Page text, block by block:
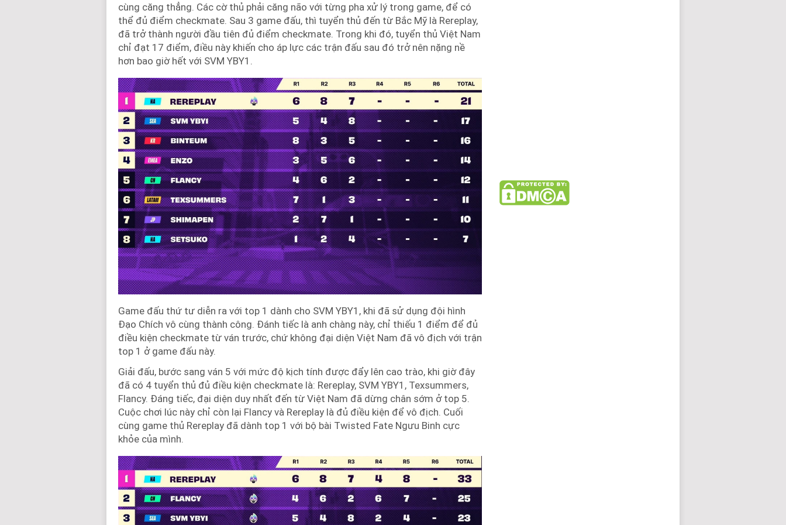
cùng căng thẳng. Các cờ thủ phải căng não với từng pha xử lý trong game, để có
thể đủ điểm checkmate. Sau 3 game đấu, thì tuyển thủ đến từ Bắc Mỹ là Rereplay,
đã trở thành người đầu tiên đủ điểm checkmate. Trong khi đó, tuyển thủ Việt Nam
chỉ đạt 17 điểm, điều này khiến cho áp lực các trận đấu sau đó trở nên nặng nề
hơn bao giờ hết với SVM YBY1.
Game đấu thứ tư diễn ra với top 1 dành cho SVM YBY1, khi đã sử dụng đội hình
Đạo Chích vô cùng thành công. Đánh tiếc là anh chàng này, chỉ thiếu 1 điểm để đủ
điều kiện checkmate từ ván trước, chứ không đại diện Việt Nam đã vô địch với trận
top 1 ở game đấu này.
Giải đấu, bước sang ván 5 với mức độ kịch tính được đẩy lên cao trào, khi giờ đây
đã có 4 tuyển thủ đủ điều kiện checkmate là: Rereplay, SVM YBY1, Texsummers,
Flancy. Đáng tiếc, đại diện duy nhất đến từ Việt Nam đã dừng chân sớm ở top 5.
Cuộc chơi lúc này chỉ còn lại Flancy và Rereplay là đủ điều kiện để vô địch. Cuối
cùng game thủ Rereplay đã dành top 1 với bộ bài Twisted Fate Ngưu Binh cực
khỏe của mình.